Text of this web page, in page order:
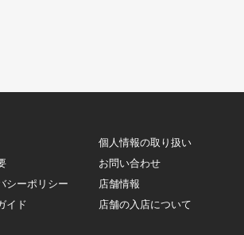
個人情報の取り扱い
お問い合わせ
シーポリシー
店舗情報
イド
店舗の入店について